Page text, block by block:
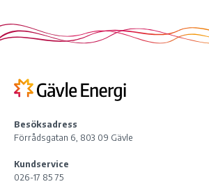
Besöksadress
Förrådsgatan 6, 803 09 Gävle
Kundservice
026-17 85 75